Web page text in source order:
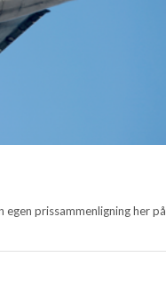
prissammenligning her på